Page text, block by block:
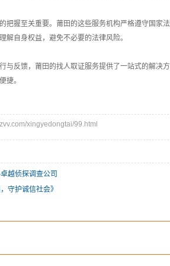
把握至关重要。莆田的这些服务机构严格遵守国
解自身权益，避免不必要的法律风险。
与反馈，莆田的找人取证服务提供了一站式的解决
捷。
xingyedongtai/99.html
越侦探调查公司
守护诚信社会》